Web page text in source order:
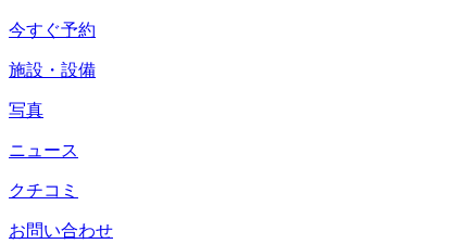
今すぐ予約
施設・設備
写真
ニュース
クチコミ
お問い合わせ